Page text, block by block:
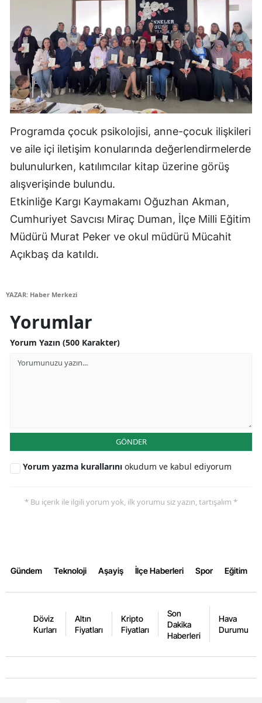
Mardin
Muğla
Muş
Nevşehir
Niğde
Ordu
Rize
Sakarya
Samsun
Siirt
Yozgat
Aksaray
Şırnak
Bartın
Ardahan
Programda çocuk psikolojisi, anne-çocuk ilişkileri
ve aile içi iletişim konularında değerlendirmelerde
bulunulurken, katılımcılar kitap üzerine görüş
alışverişinde bulundu.
Etkinliğe Kargı Kaymakamı Oğuzhan Akman,
Cumhuriyet Savcısı Miraç Duman, İlçe Milli Eğitim
Müdürü Murat Peker ve okul müdürü Mücahit
Açıkbaş da katıldı.
YAZAR: Haber Merkezi
Yorumlar
Yorum Yazın (500 Karakter)
GÖNDER
Yorum yazma kurallarını okudum ve kabul ediyorum
* Bu içerik ile ilgili yorum yok, ilk yorumu siz yazın, tartışalım *
Gündem Teknoloji Aşayiş İlçe Haberleri Spor Eğitim
Döviz
Kurları
Altın
Fiyatları
Kripto
Fiyatları
Son
Dakika
Haberleri
Hava
Durumu